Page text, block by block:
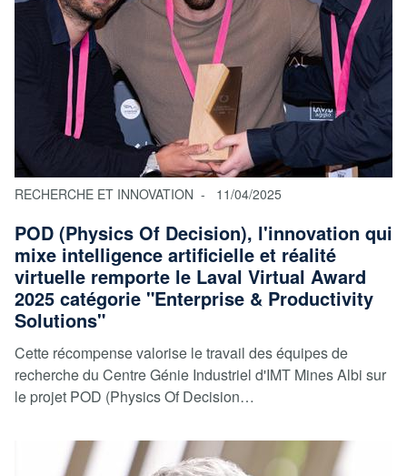
RECHERCHE ET INNOVATION 11/04/2025
POD (Physics Of Decision), l'innovation qui
mixe intelligence artificielle et réalité
virtuelle remporte le Laval Virtual Award
2025 catégorie "Enterprise & Productivity
Solutions"
Cette récompense valorise le travail des équipes de
recherche du Centre Génie Industriel d'IMT Mines Albi sur
le projet POD (Physics Of Decision…